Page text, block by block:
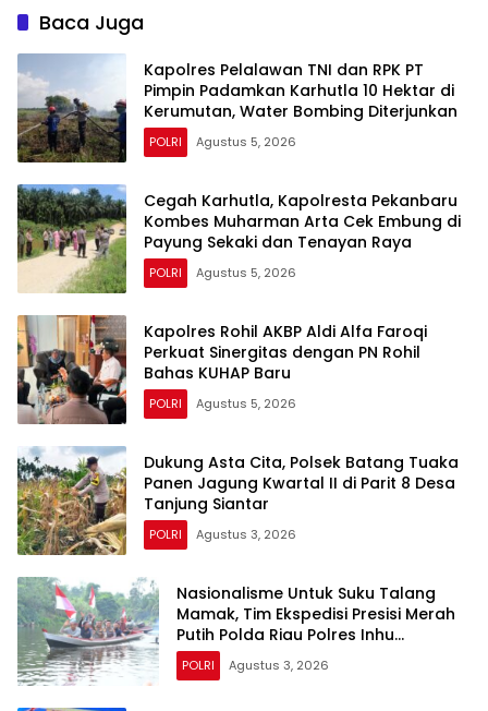
Hantarkan Bendera,
Bansos Hingga Tanam
Pohon Bersama
Baca Juga
Kapolres Pelalawan TNI dan RPK PT
Pimpin Padamkan Karhutla 10 Hektar di
Kerumutan, Water Bombing Diterjunkan
POLRI Agustus 5, 2026
Cegah Karhutla, Kapolresta Pekanbaru
Kombes Muharman Arta Cek Embung di
Payung Sekaki dan Tenayan Raya
POLRI Agustus 5, 2026
Kapolres Rohil AKBP Aldi Alfa Faroqi
Perkuat Sinergitas dengan PN Rohil
Bahas KUHAP Baru
POLRI Agustus 5, 2026
Dukung Asta Cita, Polsek Batang Tuaka
Panen Jagung Kwartal II di Parit 8 Desa
Tanjung Siantar
POLRI Agustus 3, 2026
Nasionalisme Untuk Suku Talang
Mamak, Tim Ekspedisi Presisi Merah
Putih Polda Riau Polres Inhu
Hantarkan Bendera, Bansos Hingga
Tanam Pohon Bersama
POLRI Agustus 3, 2026